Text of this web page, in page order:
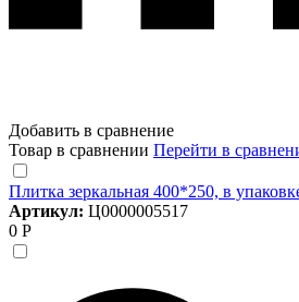
Добавить в сравнение
Товар в сравнении Перейти в
Плитка зеркальная 400*250, в
Артикул: Ц0000005517
0 Р